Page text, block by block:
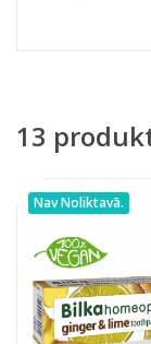
13
Nav Noliktavā.